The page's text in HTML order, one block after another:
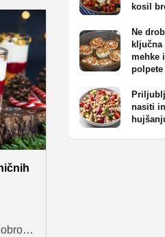
hitro
kosil
Ne
ključna
mehke
polpete
nasiti